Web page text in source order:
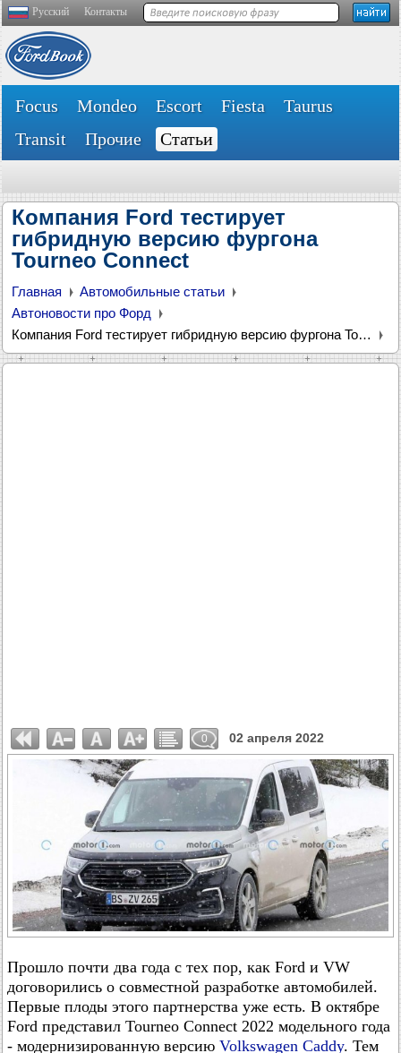
Русский Контакты
Focus Mondeo Escort Fiesta
Taurus
Transit
Прочие Статьи
Компания Ford тестирует
гибридную версию фургона
Tourneo Connect
Главная
Автомобильные статьи
Автоновости про Форд
Компания Ford тестирует гибридную версию фургона Tourneo Connect
0 02 апреля 2022
Прошло почти два года с тех пор, как Ford и VW
договорились о совместной разработке автомобилей.
Первые плоды этого партнерства уже есть. В октябре
Ford представил Tourneo Connect 2022 модельного года
- модернизированную версию Volkswagen Caddy. Тем